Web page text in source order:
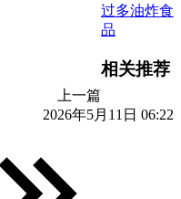
上一篇
2026年5月11日 06:22
过多油炸食
品
相关推荐